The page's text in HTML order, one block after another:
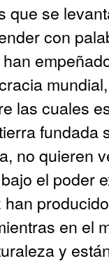
que se
con
las cuales
fundada
no quieren
el poder
en el
y